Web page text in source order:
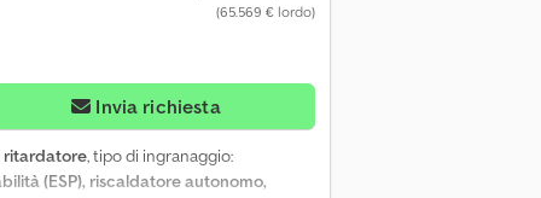
(65.569 € lordo)
Invia richiesta
ritardatore, tipo di ingranaggio:
(ESP), riscaldatore autonomo,